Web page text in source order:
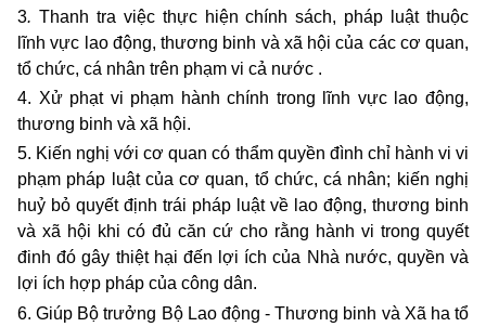
3. Thanh tra việc thực hiện chính sách, pháp luật thuộc
lĩnh vực lao động, thương binh và xã hội của các cơ quan,
tổ chức, cá nhân trên phạm vi cả nước .
4. Xử phạt vi phạm hành chính trong lĩnh vực lao động,
thương binh và xã hội.
5. Kiến nghị với cơ quan có thẩm quyền đình chỉ hành vi vi
phạm pháp luật của cơ quan, tổ chức, cá nhân; kiến nghị
huỷ bỏ quyết định trái pháp luật về lao động, thương binh
và xã hội khi có đủ căn cứ cho rằng hành vi trong quyết
đinh đó gây thiệt hại đến lợi ích của Nhà nước, quyền và
lợi ích hợp pháp của công dân.
6. Giúp Bộ trưởng Bộ Lao động - Thương binh và Xã ha tổ